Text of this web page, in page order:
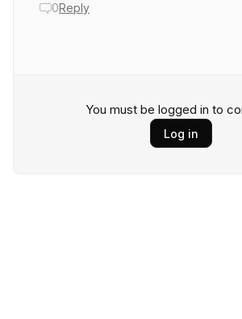
0Reply
You must be logged in to
Log in